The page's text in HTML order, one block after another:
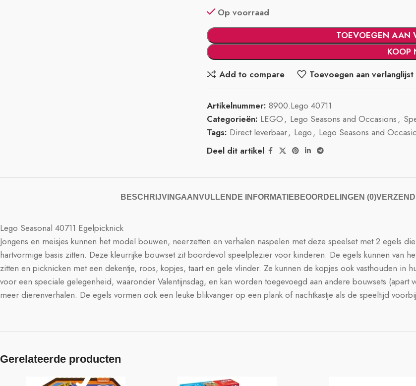
Op voorraad
TOEVOEGEN AAN
KOOP
Add to compare
Toevoegen aan verlanglijst
Artikelnummer:8900.Lego 40711
Categorieën: LEGO, Lego Seasons and Occasions,
Tags: Direct leverbaar, Lego, Lego Seasons and
Deel dit artikel
BESCHRIJVINGAANVULLENDE INFORMATIE BEOORDELINGEN (0)
Lego Seasonal 40711 Egelpicknick
Jongens en meisjes kunnen het model bouwen, neerzetten en verhalen naspelen met deze speelset met 2 egels
hartvormige basis zitten. Deze kleurrijke bouwset zit boordevol speelplezier voor kinderen. De egels kunnen van
zitten en picknicken met een dekentje, roos, kopjes, taart en gele vlinder. Ze kunnen de kopjes ook vasthouden in
voor een speciale gelegenheid, waaronder Valentijnsdag, en kan worden toegevoegd aan andere bouwsets (apart
meer dierenverhalen. De egels vormen ook een leuke blikvanger op een plank of nachtkastje als de speeltijd
Gerelateerde producten